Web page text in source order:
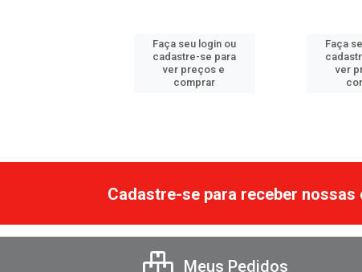
Faça seu login ou
cadastre-se para
ver preços e
comprar
Faça
ver
Cadastre-se para receber nossas
Meus Pedidos